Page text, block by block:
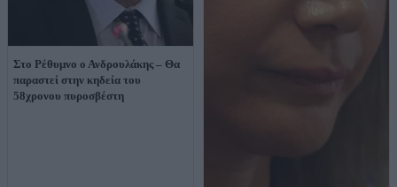
Στο Ρέθυμνο ο Ανδρουλάκης – Θα
παραστεί στην κηδεία του
58χρονου πυροσβέστη